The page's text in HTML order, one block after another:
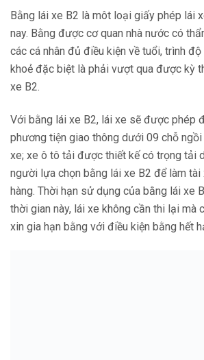
Bằng lái xe B2 là môt loại giấy phép lái
nay. Bằng được cơ quan nhà nước có
các cá nhân đủ điều kiện về tuổi, trình
khoẻ đặc biệt là phải vượt qua được kỳ
xe B2.
Với bằng lái xe B2, lái xe sẽ được phép
phương tiện giao thông dưới 09 chỗ
xe; xe ô tô tải được thiết kế có trọng tải
người lựa chọn bằng lái xe B2 để làm tài
hàng. Thời hạn sử dụng của bằng lái xe
thời gian này, lái xe không cần thi lại mà
xin gia hạn bằng với điều kiện bằng hết